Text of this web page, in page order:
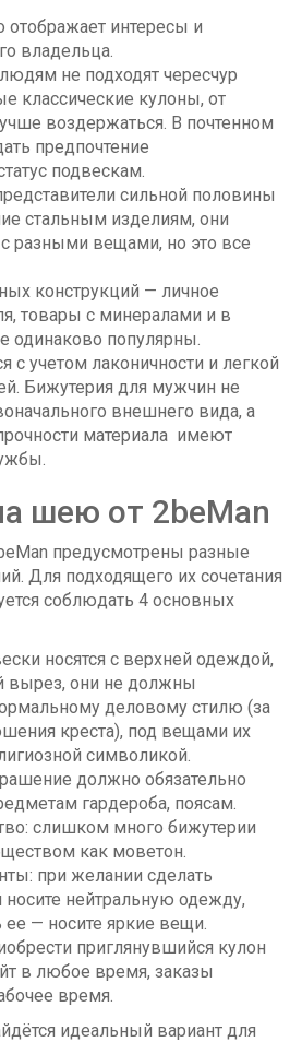
интересы и
владельца.
не подходят чересчур
классические кулоны, от
воздержаться. В почтенном
предпочтение
подвескам.
сильной половины
стальным изделиям, они
с разными вещами, но это все
конструкций — личное
товары с минералами и в
одинаково популярны.
с учетом лаконичности и легкой
Бижутерия для мужчин не
внешнего вида, а
материала имеют
шею от 2beMan
предусмотрены разные
Для подходящего их сочетания
соблюдать 4 основных
носятся с верхней одеждой,
вырез, они не должны
деловому стилю (за
креста), под вещами их
символикой.
должно обязательно
гардероба, поясам.
слишком много бижутерии
как моветон.
при желании сделать
носите нейтральную одежду,
ее — носите яркие вещи.
приглянувшийся кулон
в любое время, заказы
время.
идеальный вариант для